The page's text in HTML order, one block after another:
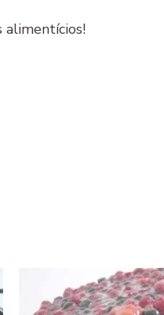
alimentícios!